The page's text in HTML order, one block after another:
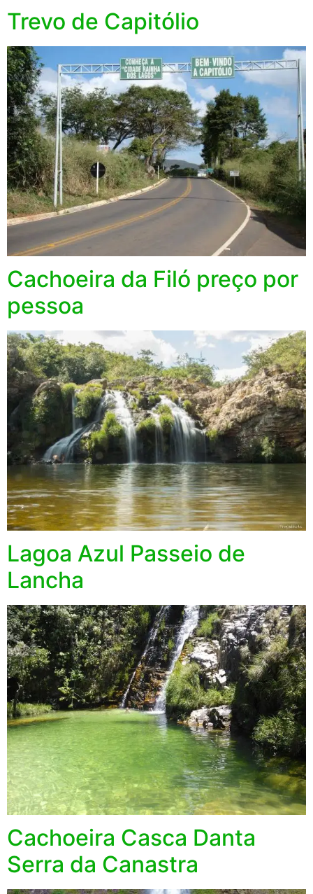
Trevo de Capitólio
Cachoeira da Filó preço por
pessoa
Lagoa Azul Passeio de
Lancha
Cachoeira Casca Danta
Serra da Canastra